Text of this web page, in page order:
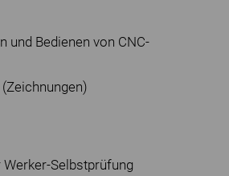
und Bedienen von CNC-
Selbstprüfung